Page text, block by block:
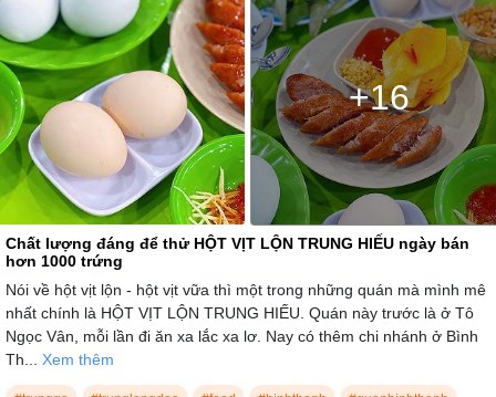
+16
Chất lượng đáng để thử HỘT VỊT LỘN TRUNG HIẾU ngày bán
hơn 1000 trứng
Nói về hột vịt lộn - hột vịt vữa thì một trong những quán mà mình mê
nhất chính là HỘT VỊT LỘN TRUNG HIẾU. Quán này trước là ở Tô
Ngọc Vân, mỗi lần đi ăn xa lắc xa lơ. Nay có thêm chi nhánh ở Bình
Th... Xem thêm